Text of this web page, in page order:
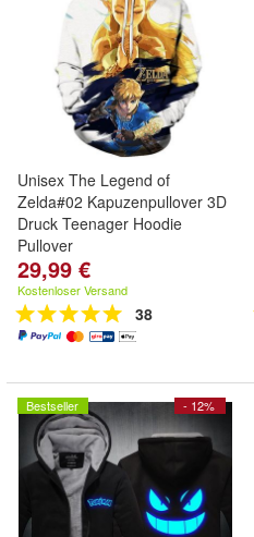
Unisex The Legend of
Zelda#02 Kapuzenpullover 3D
Druck Teenager Hoodie
Pullover
29,99 €
Kostenloser Versand
38
- 12%
Bestseller